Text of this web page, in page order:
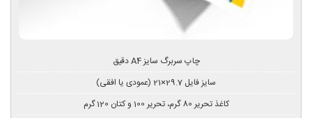
چاپ سربرگ سایز A4 دقیق
سایز فایل 29.7×21 (عمودی یا افقی)
کاغذ تحریر 80 گرم، تحریر 100 و کتان 120 گرم